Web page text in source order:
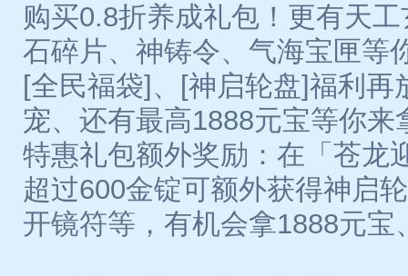
购买0.8折养成礼包！更有天
石碎片、神铸令、气海宝匣等
[全民福袋]、[神启轮盘]福利再
宠、还有最高1888元宝等你来
特惠礼包额外奖励：在「苍龙
超过600金锭可额外获得神启
开镜符等，有机会拿1888元宝